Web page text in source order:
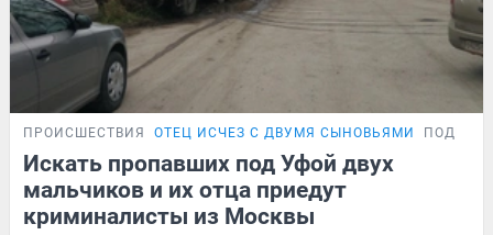
ПРОИСШЕСТВИЯ ОТЕЦ ИСЧЕЗ С ДВУМЯ СЫНОВЬЯМИ
Искать пропавших под Уфой двух
мальчиков и их отца приедут
криминалисты из Москвы